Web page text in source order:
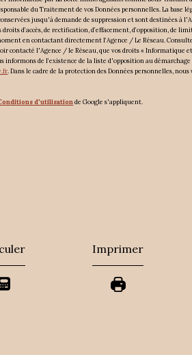
du Traitement de vos Données personnelles. La base
jusqu'à demande de suppression et sont destinées à
d’accès, de rectification, d’effacement, d’opposition, de
en contactant directement l’Agence / Le Réseau.
contacté l'Agence / le Réseau, que vos droits « Informatique
informons de l’existence de la liste d'opposition au
. Dans le cadre de la protection des Données personnelles,
d'utilisation de Google s'appliquent.
Imprimer